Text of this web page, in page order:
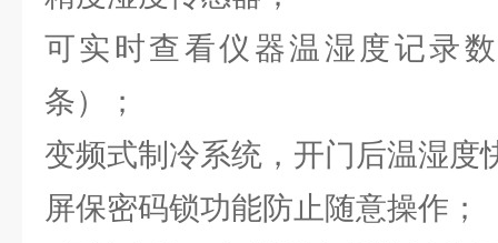
可实时查看仪器温湿度记录
条）；
变频式制冷系统，开门后温湿度
屏保密码锁功能防止随意操作；